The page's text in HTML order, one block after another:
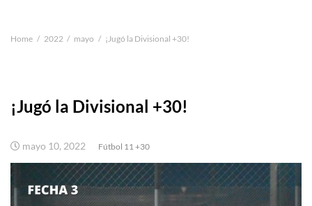
Home 2022 mayo ¡Jugó la Divisional +30!
¡Jugó la Divisional +30!
mayo 10, 2022 Fútbol 11 +30